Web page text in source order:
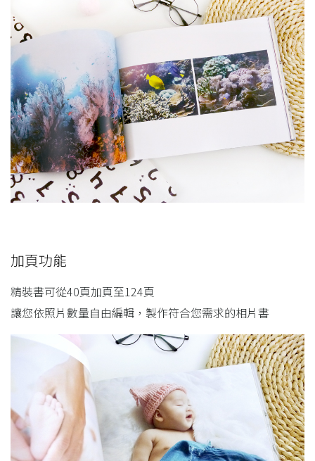
加頁功能
精裝書可從40頁加頁至124頁
讓您依照片數量自由編輯，製作符合您需求的相片書